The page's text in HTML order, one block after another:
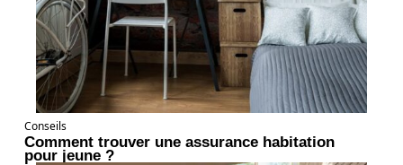
Conseils
Comment trouver une assurance habitation
pour jeune ?